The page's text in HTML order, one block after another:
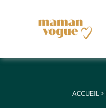
+
+
ACCUEIL>